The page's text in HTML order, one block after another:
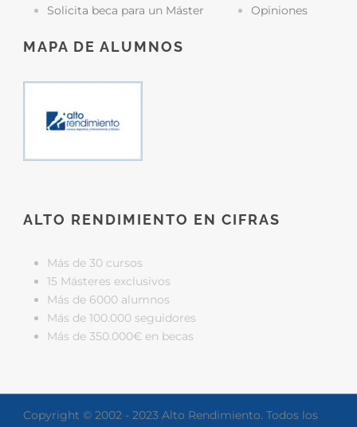
Solicita beca para un Máster
Opiniones
MAPA DE ALUMNOS
ALTO RENDIMIENTO EN CIFRAS
Más de 30 cursos
15 Másteres exclusivos
Más de 6000 alumnos
Más de 100.000 seguidores
Más de 350.000€ en becas
Copyright © 2002 - 2023 Alto Rendimiento. Todos los